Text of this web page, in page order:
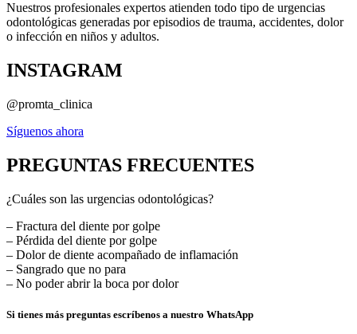
Nuestros profesionales expertos atienden todo tipo de urgencias
odontológicas generadas por episodios de trauma, accidentes, dolor
o infección en niños y adultos.
INSTAGRAM
@promta_clinica
Síguenos ahora
PREGUNTAS FRECUENTES
¿Cuáles son las urgencias odontológicas?
– Fractura del diente por golpe
– Pérdida del diente por golpe
– Dolor de diente acompañado de inflamación
– Sangrado que no para
– No poder abrir la boca por dolor
Si tienes más preguntas escríbenos a nuestro WhatsApp